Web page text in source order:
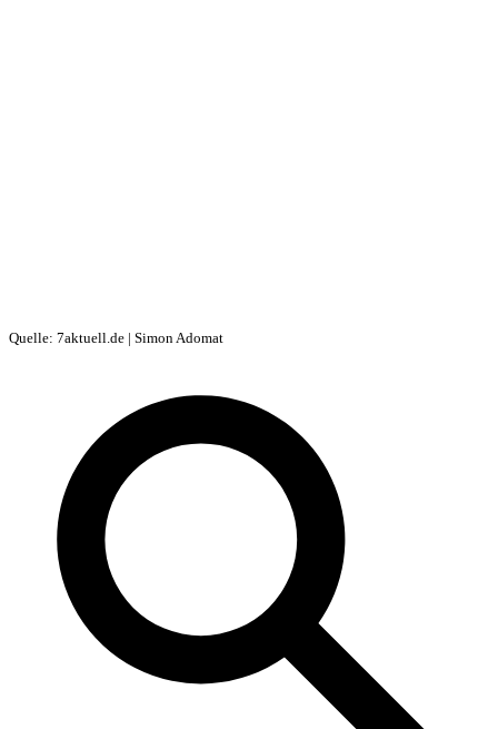
Quelle: 7aktuell.de | Simon Adomat